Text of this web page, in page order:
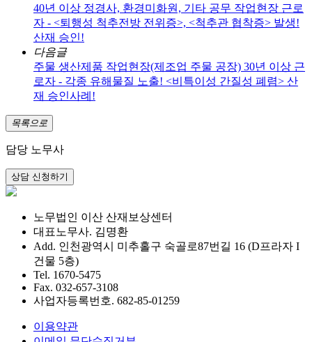
40년 이상 정경사, 환경미화원, 기타 공무 작업현장 근로
자 - <퇴행성 척추전방 전위증>, <척추관 협착증> 발생!
산재 승인!
다음글
주물 생산제품 작업현장(제조업 주물 공장) 30년 이상 근
로자 - 각종 유해물질 노출! <비특이성 간질성 폐렴> 산
재 승인사례!
목록으로
담당 노무사
노무법인 이산 산재보상센터
대표노무사. 김명환
Add. 인천광역시 미추홀구 숙골로87번길 16 (D프라자 I
건물 5층)
Tel. 1670-5475
Fax. 032-657-3108
사업자등록번호. 682-85-01259
이용약관